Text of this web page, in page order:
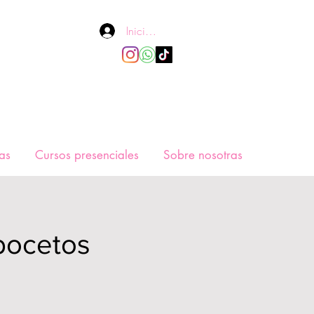
Iniciar sesión
Cursos presenciales Sobre nosotras